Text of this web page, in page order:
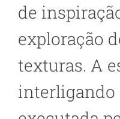
de
exploração
texturas. A
interligando